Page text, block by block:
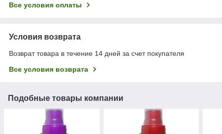
Все условия оплаты
Условия возврата
Возврат товара в течение 14 дней за счет покупателя
Все условия возврата
Подобные товары компании